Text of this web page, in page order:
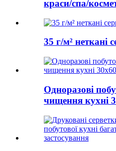
краси/спа/
35 г/м² неткані
Одноразові
чищення кухні